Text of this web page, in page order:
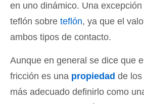
en uno dinámico. Una
teflón sobre teflón, ya que el
ambos tipos de contacto.
Aunque en general se dice que
fricción es una propiedad de
más adecuado definirlo como